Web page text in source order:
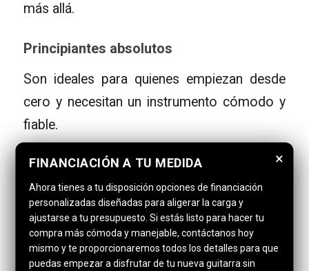
más allá.
Principiantes absolutos
Son ideales para quienes empiezan desde
cero y necesitan un instrumento cómodo y
fiable.
Estudiantes de conservatorio o escuelas
Muchos estudiantes utilizan guitarras de
estudio durante años antes de dar el salto a
una guitarra de luthier.
×
FINANCIACIÓN A TU MEDIDA
Ahora tienes a tu disposición opciones de financiación
personalizadas diseñadas para aligerar la carga y
ajustarse a tu presupuesto. Si estás listo para hacer tu
compra más cómoda y manejable, contáctanos hoy
mismo y te proporcionaremos todos los detalles para que
puedas empezar a disfrutar de tu nueva guitarra sin